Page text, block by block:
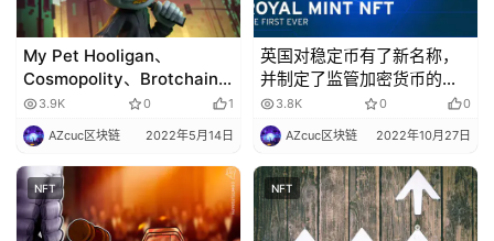
My Pet Hooligan、
Cosmopolity、Brotchain
是被低估了的NFT收藏品
吗？
3.9K 0 1
AZcuc区块链 2022年5月14日
英国对稳定币有了新名称，
并制定了监管加密货币的新
法案。
3.8K 0 0
AZcuc区块链 2022年10月27日
NFT NFT